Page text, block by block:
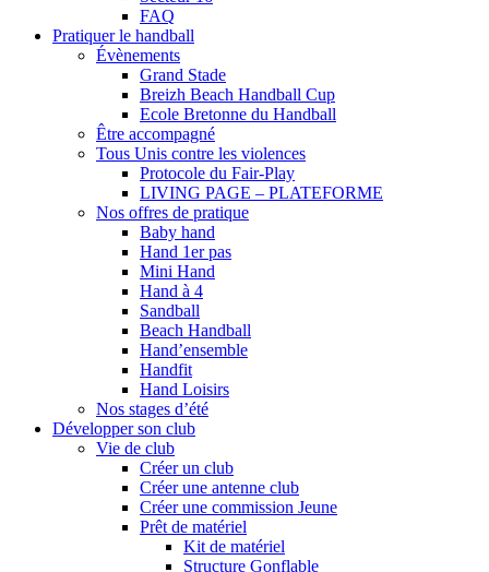
FAQ
Pratiquer le handball
Évènements
Grand Stade
Breizh Beach Handball Cup
Ecole Bretonne du Handball
Être accompagné
Tous Unis contre les violences
Protocole du Fair-Play
LIVING PAGE – PLATEFORME
Nos offres de pratique
Baby hand
Hand 1er pas
Mini Hand
Hand à 4
Sandball
Beach Handball
Hand’ensemble
Handfit
Hand Loisirs
Nos stages d’été
Développer son club
Vie de club
Créer un club
Créer une antenne club
Créer une commission Jeune
Prêt de matériel
Kit de matériel
Structure Gonflable